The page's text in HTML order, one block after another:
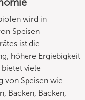
wird in
Speisen
ist die
höhere Ergiebigkeit
viele
von Speisen wie
Backen, Backen,